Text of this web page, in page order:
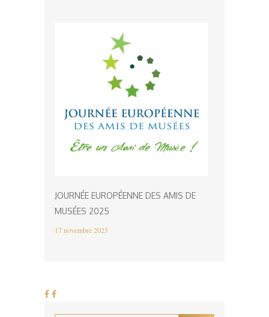
JOURNÉE EUROPÉENNE DES AMIS DE
MUSÉES 2025
17 novembre 2025